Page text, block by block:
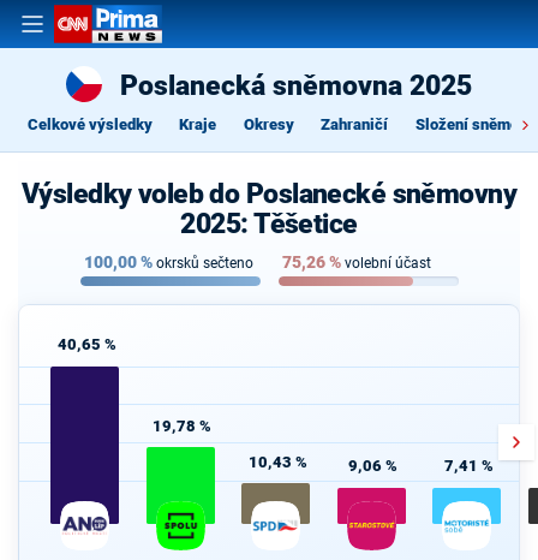
Poslanecká sněmovna 2025
Celkové výsledky Kraje Okresy Zahraničí Složení
Výsledky voleb do Poslanecké sněmovny
2025: Těšetice
100,00% okrsků sečteno 75,26% volební účast
40,65 %
19,78 %
10,43 % 9,06 % 7,41 %